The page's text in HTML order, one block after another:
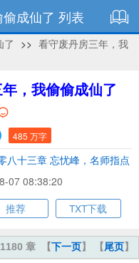
成仙了 列表
了 >> 看守废丹房三年，我
，我偷偷成仙了
485 万字
八十三章 忘忧峰，名师指点
07 08:38:20
推荐 TXT下载
【下一页】 【尾页】
章